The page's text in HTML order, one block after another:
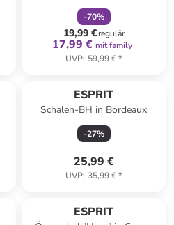
-70%
19,99 €regulär
17,99 € mit family
UVP: 59,99 €*
ESPRIT
Schalen-BH in Bordeaux
-27%
25,99 €
UVP: 35,99 €*
ESPRIT